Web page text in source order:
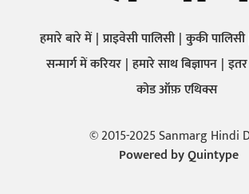
हमारे बारे में प्राइवेसी पालिसी कुकी पालिसी
सन्मार्ग में करियर हमारे साथ बिज्ञापन
कोड ऑफ़ एथिक्स
© 2015-2025 Sanmarg Hindi
Powered byQuintype